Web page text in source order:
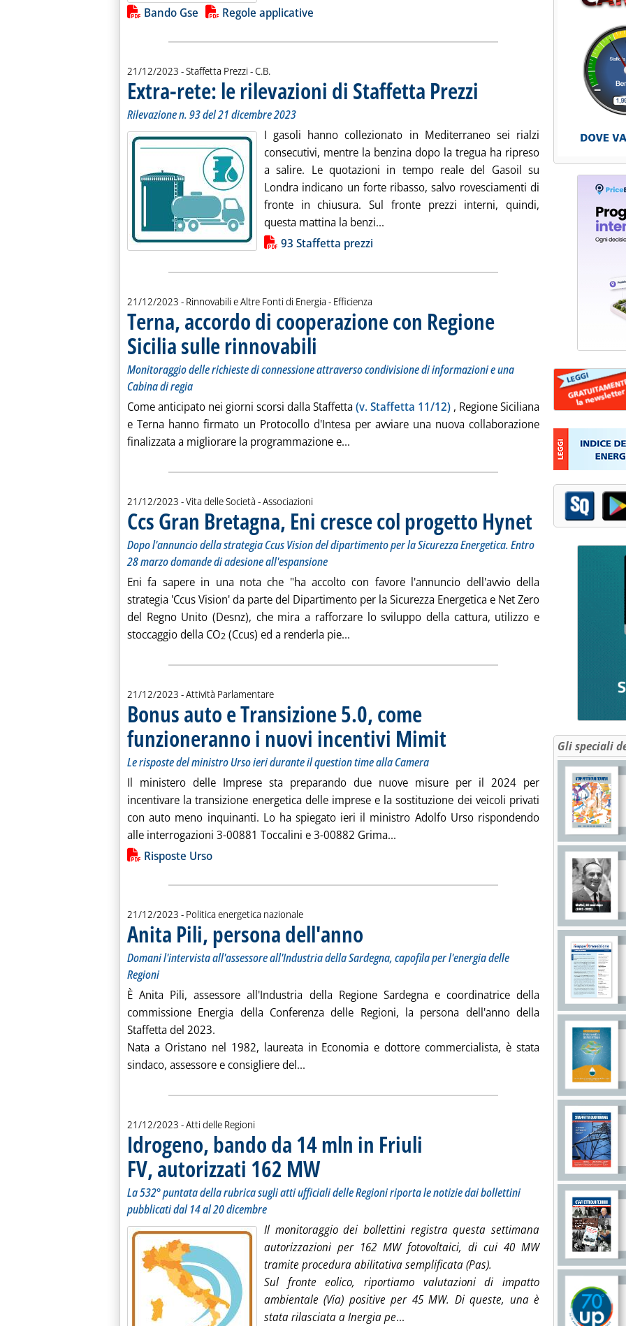
Lista allegati PDF alla notizia
Bando Gse Regole applicative
21/12/2023 - Staffetta Prezzi -di:
C.B.
Extra-rete: le rilevazioni di Staffetta Prezzi . Sottotitolo: Rilevazione n. 93 del 21
. Pubblicata giovedì 21 dicembre 2023 alle
Rilevazione n. 93 del 21 dicembre 2023
I gasoli hanno collezionato in Mediterraneo sei rialzi
consecutivi, mentre la benzina dopo la tregua ha ripreso
a salire. Le quotazioni in tempo reale del Gasoil su
Londra indicano un forte ribasso, salvo rovesciamenti di
fronte in chiusura. Sul fronte prezzi interni, quindi,
questa mattina la benzi... Leggi tutta la notizia: 'Extra-rete: le rilevazioni
Lista allegati PDF alla notizia93 Staffetta prezzi
21/12/2023 - Rinnovabili e Altre Fonti di Energia - Efficienza
Terna, accordo di cooperazione con Regione
Sicilia sulle rinnovabili . Sottotitolo: Monitoraggio delle richieste di connessione attraverso condivisione di
. Pubblicata giovedì 21 dicembre 2023 alle 16.5.
Monitoraggio delle richieste di connessione attraverso condivisione di informazioni e una
Cabina di regia
Come anticipato nei giorni scorsi dalla Staffetta(v. Staffetta 11/12) , Regione Siciliana
e Terna hanno firmato un Protocollo d'Intesa per avviare una nuova collaborazione
finalizzata a migliorare la programmazione e... Leggi tutta la notizia: 'Terna, accordo di
21/12/2023 - Vita delle Società - Associazioni
Ccs Gran Bretagna, Eni cresce col progetto Hynet . Sottotitolo: Dopo
. Pubblicata giovedì 21
Dopo l'annuncio della strategia Ccus Vision del dipartimento per la Sicurezza Energetica. Entro
28 marzo domande di adesione all'espansione
Eni fa sapere in una nota che "ha accolto con favore l'annuncio dell'avvio della
strategia 'Ccus Vision' da parte del Dipartimento per la Sicurezza Energetica e Net Zero
del Regno Unito (Desnz), che mira a rafforzare lo sviluppo della cattura, utilizzo e
stoccaggio della CO2 (Ccus) ed a renderla pie... Leggi tutta la notizia: 'Ccs Gran Bretagna, Eni cresce
21/12/2023 - Attività Parlamentare
Bonus auto e Transizione 5.0, come
funzioneranno i nuovi incentivi Mimit . Sottotitolo: Le risposte del ministro Urso ieri
. Pubblicata giovedì 21 dicembre 2023 alle 15.56.
Le risposte del ministro Urso ieri durante il question time alla Camera
Il ministero delle Imprese sta preparando due nuove misure per il 2024 per
incentivare la transizione energetica delle imprese e la sostituzione dei veicoli privati
con auto meno inquinanti. Lo ha spiegato ieri il ministro Adolfo Urso rispondendo
alle interrogazioni 3-00881 Toccalini e 3-00882 Grima... Leggi tutta la notizia: 'Bonus auto e
Lista allegati PDF alla notizia
Risposte Urso
21/12/2023 - Politica energetica nazionale
Anita Pili, persona dell'anno . Sottotitolo: Domani l'intervista all'assessore all'Industria della Sardegna,
Domani l'intervista all'assessore all'Industria della Sardegna, capofila per l'energia delle
Regioni
È Anita Pili, assessore all'Industria della Regione Sardegna e coordinatrice della
commissione Energia della Conferenza delle Regioni, la persona dell'anno della
Staffetta del 2023.
Nata a Oristano nel 1982, laureata in Economia e dottore commercialista, è stata
sindaco, assessore e consigliere del...
21/12/2023 - Atti delle Regioni
Idrogeno, bando da 14 mln in Friuli
FV, autorizzati 162 MW. Sottotitolo: La 532° puntata della rubrica sugli atti ufficiali delle Regioni riporta le notizie
. Pubblicata giovedì 21 dicembre 2023 alle 15.33.
La 532° puntata della rubrica sugli atti ufficiali delle Regioni riporta le notizie dai bollettini
pubblicati dal 14 al 20 dicembre
Il monitoraggio dei bollettini registra questa settimana
autorizzazioni per 162 MW fotovoltaici, di cui 40 MW
tramite procedura abilitativa semplificata (Pas).
Sul fronte eolico, riportiamo valutazioni di impatto
ambientale (Via) positive per 45 MW. Di queste, una è
stata rilasciata a Inergia pe... Leggi tutta la notizia: 'Idrogeno, bando da
Gli speciali